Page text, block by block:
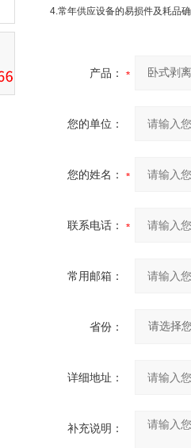
4.常年供应设备的易损件及耗品确
产品：
您的单位：
您的姓名：
联系电话：
常用邮箱：
省份：
详细地址：
补充说明：